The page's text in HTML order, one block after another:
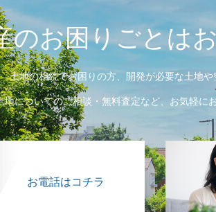
のお困りごとは
土地の相続でお困りの方、開発が必要な土地
地についてのご相談・無料査定など、お気軽に
お電話はコチラ